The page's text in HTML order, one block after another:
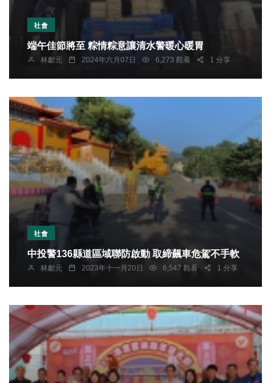
社會
端午佳節將至 粽情粽意讓清水警暖心暖胃
林獻元 2024年六月07日 6,273 觀看 1 分享
社會
中投警136縣道區域聯防啟動 取締飆車危駕不手軟
林獻元 2023年十一月20日 6,547 觀看 1 分享